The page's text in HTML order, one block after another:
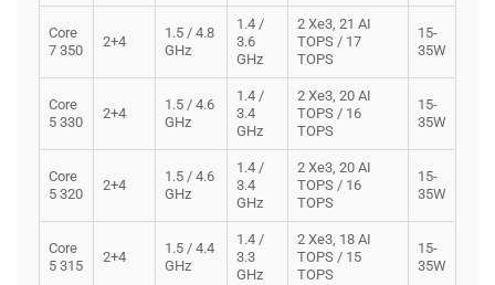
Core
7 350
2+4
1.5 / 4.8
GHz
1.4 /
3.6
GHz
2 Xe3, 21 AI
TOPS / 17
TOPS
15-
35W
Core
5 330
2+4
1.5 / 4.6
GHz
1.4 /
3.4
GHz
2 Xe3, 20 AI
TOPS / 16
TOPS
15-
35W
Core
5 320
2+4
1.5 / 4.6
GHz
1.4 /
3.4
GHz
2 Xe3, 20 AI
TOPS / 16
TOPS
15-
35W
Core
5 315
2+4
1.5 / 4.4
GHz
1.4 /
3.3
GHz
2 Xe3, 18 AI
TOPS / 15
TOPS
15-
35W